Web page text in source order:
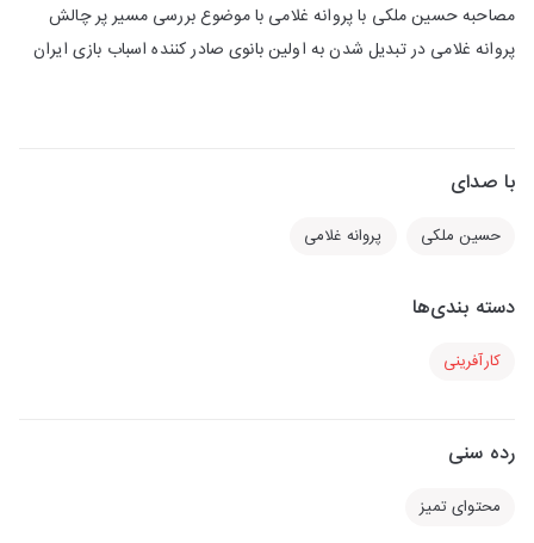
مصاحبه حسین ملکی با پروانه غلامی با موضوع بررسی مسیر پر چالش
پروانه غلامی در تبدیل شدن به اولین بانوی صادر کننده اسباب بازی ایران
با صدای
حسین ملکی پروانه غلامی
دسته بندی‌ها
کارآفرینی
رده سنی
محتوای تمیز